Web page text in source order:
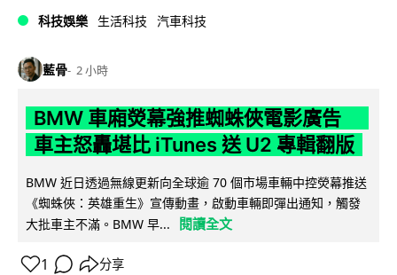
科技娛樂 生活科技 汽車科技
藍骨 2 小時
BMW 車廂熒幕強推蜘蛛俠電影廣告
車主怒轟堪比 iTunes 送 U2 專輯翻版
BMW 近日透過無線更新向全球逾 70 個市場車輛中控熒幕推送
《蜘蛛俠：英雄重生》宣傳動畫，啟動車輛即彈出通知，觸發
大批車主不滿。BMW 早...
閱讀全文
1 分享